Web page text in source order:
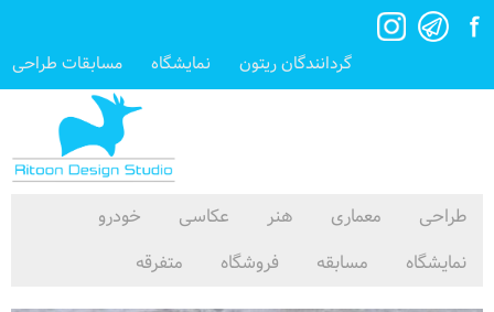
گردانندگان ریتون نمایشگاه مسابقات طراحی
طراحی معماری هنر عکاسی
خودرو
نمایشگاه
مسابقه فروشگاه متفرقه